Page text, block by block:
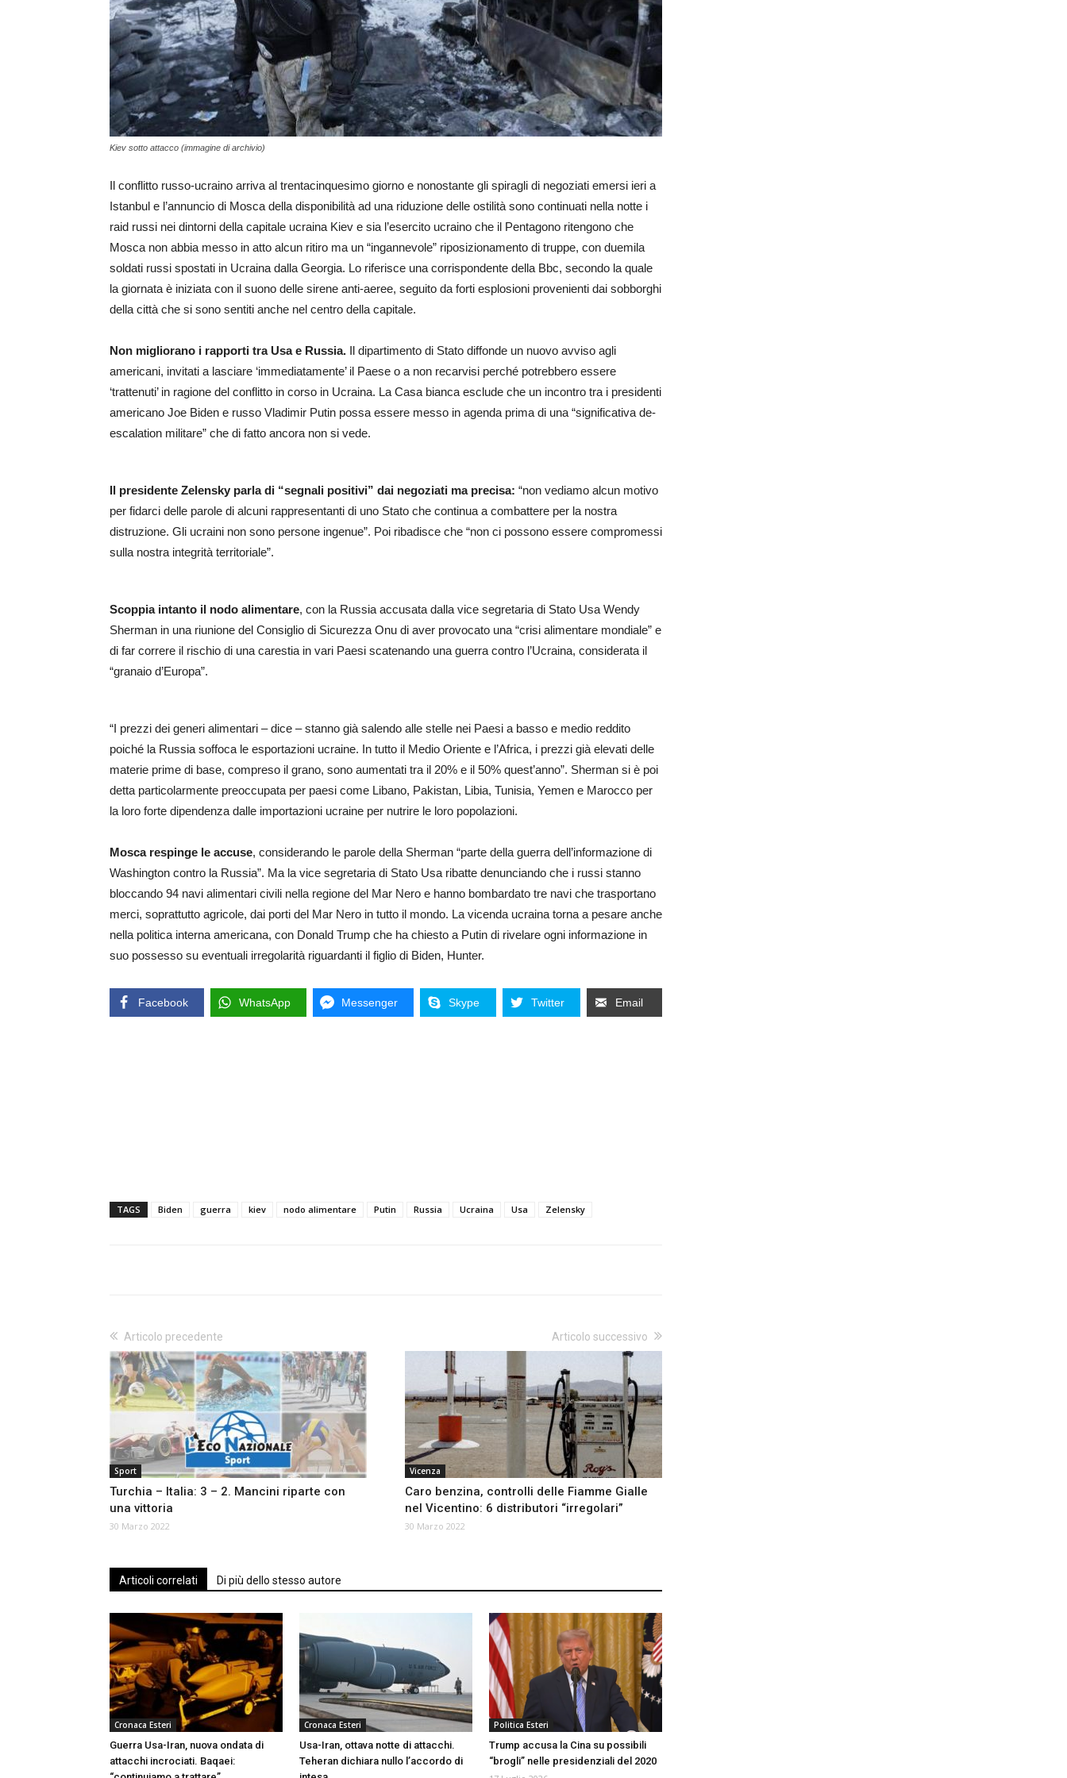
Kiev sotto attacco (immagine di archivio)
Il conflitto russo-ucraino arriva al trentacinquesimo giorno e nonostante gli spiragli di negoziati emersi ieri a
Istanbul e l’annuncio di Mosca della disponibilità ad una riduzione delle ostilità sono continuati nella notte i
raid russi nei dintorni della capitale ucraina Kiev e sia l’esercito ucraino che il Pentagono ritengono che
Mosca non abbia messo in atto alcun ritiro ma un “ingannevole” riposizionamento di truppe, con duemila
soldati russi spostati in Ucraina dalla Georgia. Lo riferisce una corrispondente della Bbc, secondo la quale
la giornata è iniziata con il suono delle sirene anti-aeree, seguito da forti esplosioni provenienti dai sobborghi
della città che si sono sentiti anche nel centro della capitale.
Non migliorano i rapporti tra Usa e Russia. Il dipartimento di Stato diffonde un nuovo avviso agli
americani, invitati a lasciare ‘immediatamente’ il Paese o a non recarvisi perché potrebbero essere
‘trattenuti’ in ragione del conflitto in corso in Ucraina. La Casa bianca esclude che un incontro tra i presidenti
americano Joe Biden e russo Vladimir Putin possa essere messo in agenda prima di una “significativa de-
escalation militare” che di fatto ancora non si vede.
Il presidente Zelensky parla di “segnali positivi” dai negoziati ma precisa: “non vediamo alcun motivo
per fidarci delle parole di alcuni rappresentanti di uno Stato che continua a combattere per la nostra
distruzione. Gli ucraini non sono persone ingenue”. Poi ribadisce che “non ci possono essere compromessi
sulla nostra integrità territoriale”.
Scoppia intanto il nodo alimentare, con la Russia accusata dalla vice segretaria di Stato Usa Wendy
Sherman in una riunione del Consiglio di Sicurezza Onu di aver provocato una “crisi alimentare mondiale” e
di far correre il rischio di una carestia in vari Paesi scatenando una guerra contro l’Ucraina, considerata il
“granaio d’Europa”.
“I prezzi dei generi alimentari – dice – stanno già salendo alle stelle nei Paesi a basso e medio reddito
poiché la Russia soffoca le esportazioni ucraine. In tutto il Medio Oriente e l’Africa, i prezzi già elevati delle
materie prime di base, compreso il grano, sono aumentati tra il 20% e il 50% quest’anno”. Sherman si è poi
detta particolarmente preoccupata per paesi come Libano, Pakistan, Libia, Tunisia, Yemen e Marocco per
la loro forte dipendenza dalle importazioni ucraine per nutrire le loro popolazioni.
Mosca respinge le accuse, considerando le parole della Sherman “parte della guerra dell’informazione di
Washington contro la Russia”. Ma la vice segretaria di Stato Usa ribatte denunciando che i russi stanno
bloccando 94 navi alimentari civili nella regione del Mar Nero e hanno bombardato tre navi che trasportano
merci, soprattutto agricole, dai porti del Mar Nero in tutto il mondo. La vicenda ucraina torna a pesare anche
nella politica interna americana, con Donald Trump che ha chiesto a Putin di rivelare ogni informazione in
suo possesso su eventuali irregolarità riguardanti il figlio di Biden, Hunter.
Facebook WhatsApp Messenger Skype Twitter Email
TAGS Biden guerra kiev nodo alimentare Putin Russia Ucraina Usa Zelensky
Articolo precedente
Sport
Turchia – Italia: 3 – 2. Mancini riparte con
una vittoria
30 Marzo 2022
Articolo successivo
Vicenza
Caro benzina, controlli delle Fiamme Gialle
nel Vicentino: 6 distributori “irregolari”
30 Marzo 2022
Articoli correlati Di più dello stesso autore
Cronaca Esteri
Guerra Usa-Iran, nuova ondata di
attacchi incrociati. Baqaei:
Cronaca Esteri
Usa-Iran, ottava notte di attacchi.
Teheran dichiara nullo l’accordo di
Politica Esteri
Trump accusa la Cina su possibili
“brogli” nelle presidenziali del 2020